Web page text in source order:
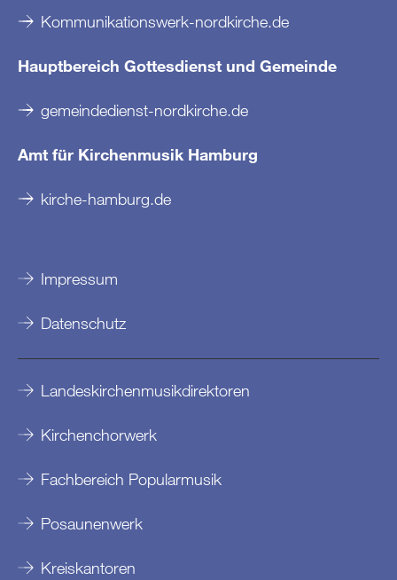
Kommunikationswerk-nordkirche.de
Hauptbereich Gottesdienst und Gemeinde
gemeindedienst-nordkirche.de
Amt für Kirchenmusik Hamburg
kirche-hamburg.de
Impressum
Datenschutz
Landeskirchenmusikdirektoren
Kirchenchorwerk
Fachbereich Popularmusik
Posaunenwerk
Kreiskantoren